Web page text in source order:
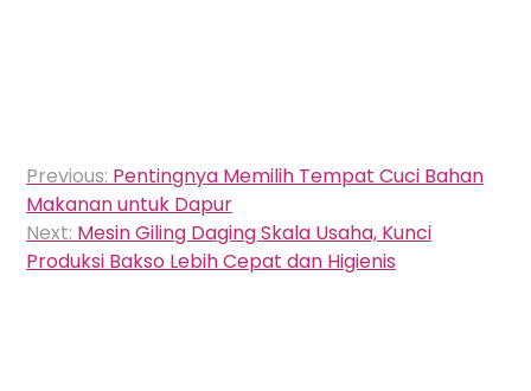
Navigasi
pos
Previous: Pentingnya Memilih Tempat Cuci Bahan
Makanan untuk Dapur
Next: Mesin Giling Daging Skala Usaha, Kunci
Produksi Bakso Lebih Cepat dan Higienis